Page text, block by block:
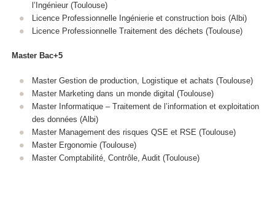
l’Ingénieur (Toulouse)
Licence Professionnelle Ingénierie et construction bois (Albi)
Licence Professionnelle Traitement des déchets (Toulouse)
Master Bac+5
Master Gestion de production, Logistique et achats (Toulouse)
Master Marketing dans un monde digital (Toulouse)
Master Informatique – Traitement de l’information et exploitation
des données (Albi)
Master Management des risques QSE et RSE (Toulouse)
Master Ergonomie​ (Toulouse)
Master Comptabilité, Contrôle, Audit​ (Toulouse)